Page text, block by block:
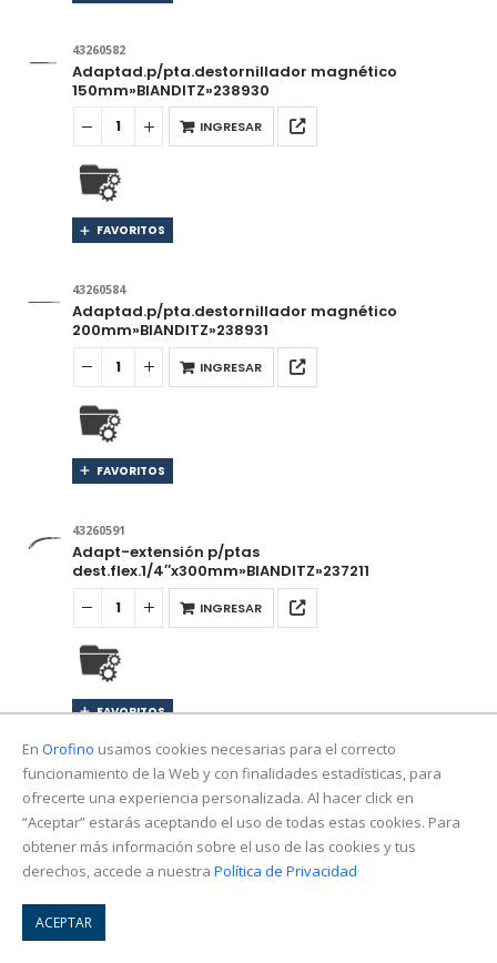
43260582
Adaptad.p/pta.destornillador magnético
150mm»BIANDITZ»238930
INGRESAR
FAVORITOS
43260584
Adaptad.p/pta.destornillador magnético
200mm»BIANDITZ»238931
INGRESAR
FAVORITOS
43260591
Adapt-extensión p/ptas
dest.flex.1/4″x300mm»BIANDITZ»237211
INGRESAR
FAVORITOS
43260593
Adap.articulado magn.2posi.trabajo 1/4″
90mm»BIANDITZ»238910
INGRESAR
En Orofino usamos cookies necesarias para el correcto
funcionamiento de la Web y con finalidades estadísticas, para
ofrecerte una experiencia personalizada. Al hacer click en
“Aceptar” estarás aceptando el uso de todas estas cookies. Para
obtener más información sobre el uso de las cookies y tus
derechos, accede a nuestra Política de Privacidad
ACEPTAR